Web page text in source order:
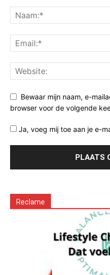
Bewaar mijn naam, e-
browser voor de volgende
Ja, voeg mij toe aan je e-
Reclame